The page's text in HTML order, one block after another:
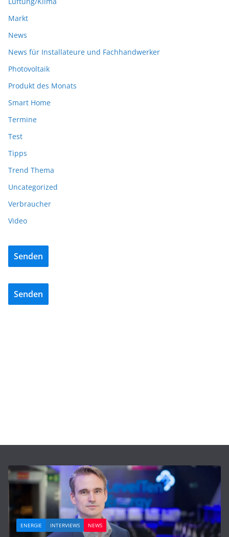
Markt
News
News für Installateure und Fachhandwerker
Photovoltaik
Produkt des Monats
Smart Home
Termine
Test
Tipps
Trend Thema
Uncategorized
Verbraucher
Video
Senden
Senden
ENERGIE INTERVIEWS NEWS